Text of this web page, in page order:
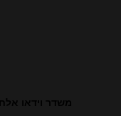
משדר וידאו אלחוטי